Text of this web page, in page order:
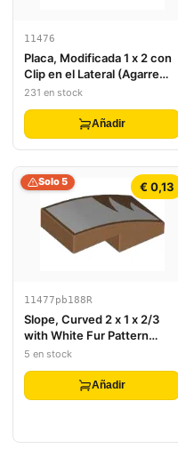
11476
Placa, Modificada 1 x 2 con
Clip en el Lateral (Agarre
Horizontal)
231 en stock
Añadir
€ 0,13
Solo 5
11477pb188R
Slope, Curved 2 x 1 x 2/3
with White Fur Pattern
Model Right Side
5 en stock
Añadir